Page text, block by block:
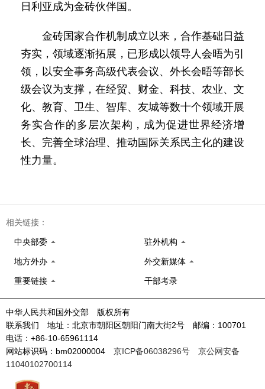
日利亚成为金砖伙伴国。
金砖国家合作机制成立以来，合作基础日益
夯实，领域逐渐拓展，已形成以领导人会晤为引
领，以安全事务高级代表会议、外长会晤等部长
级会议为支撑，在经贸、财金、科技、农业、文
化、教育、卫生、智库、友城等数十个领域开展
务实合作的多层次架构，成为促进世界经济增
长、完善全球治理、推动国际关系民主化的建设
性力量。
相关链接：
中央部委 驻外机构
地方外办 外交新媒体
重要链接 干部考录
中华人民共和国外交部 版权所有
联系我们 地址：北京市朝阳区朝阳门南大街2号 邮编：100701
电话：+86-10-65961114
网站标识码：bm02000004 京ICP备06038296号
京公网安备
11040102700114